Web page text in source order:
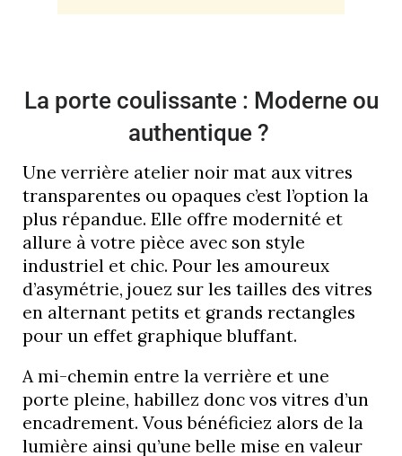
La porte coulissante : Moderne ou
authentique ?
Une verrière atelier noir mat aux vitres
transparentes ou opaques c’est l’option la
plus répandue. Elle offre modernité et
allure à votre pièce avec son style
industriel et chic. Pour les amoureux
d’asymétrie, jouez sur les tailles des vitres
en alternant petits et grands rectangles
pour un effet graphique bluffant.
A mi-chemin entre la verrière et une
porte pleine, habillez donc vos vitres d’un
encadrement. Vous bénéficiez alors de la
lumière ainsi qu’une belle mise en valeur